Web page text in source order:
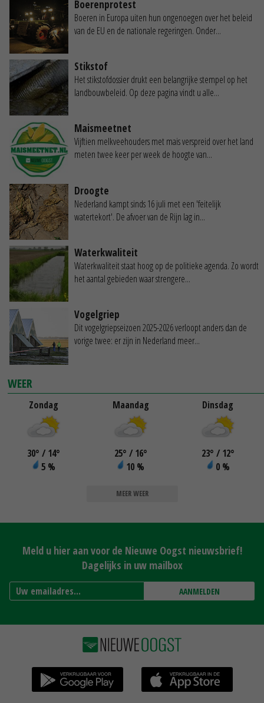
Boerenprotest
Boeren in Europa uiten hun ongenoegen over het beleid
van de EU en de nationale regeringen. Onder...
Stikstof
Het stikstofdossier drukt een belangrijke stempel op het
landbouwbeleid. Op deze pagina vindt u alle...
Maismeetnet
Vijftien melkveehouders met mais verspreid over het land
meten twee keer per week de hoogte van...
Droogte
Nederland kampt sinds 16 juli met een 'feitelijk
watertekort'. De afvoer van de Rijn lag in...
Waterkwaliteit
Waterkwaliteit staat hoog op de politieke agenda. Zo wordt
het aantal gebieden waar strengere...
Vogelgriep
Dit vogelgriepseizoen 2025-2026 verloopt anders dan de
vorige twee: er zijn in Nederland meer...
WEER
Zondag
30° / 14°
5 %
Maandag
25° / 16°
10 %
Dinsdag
23° / 12°
0 %
MEER WEER
Meld u hier aan voor de Nieuwe Oogst nieuwsbrief!
Dagelijks in uw mailbox
AANMELDEN